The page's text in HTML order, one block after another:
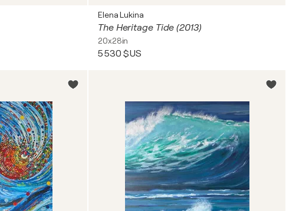
Elena Lukina
The Heritage Tide (2013)
20x28in
5 530 $US